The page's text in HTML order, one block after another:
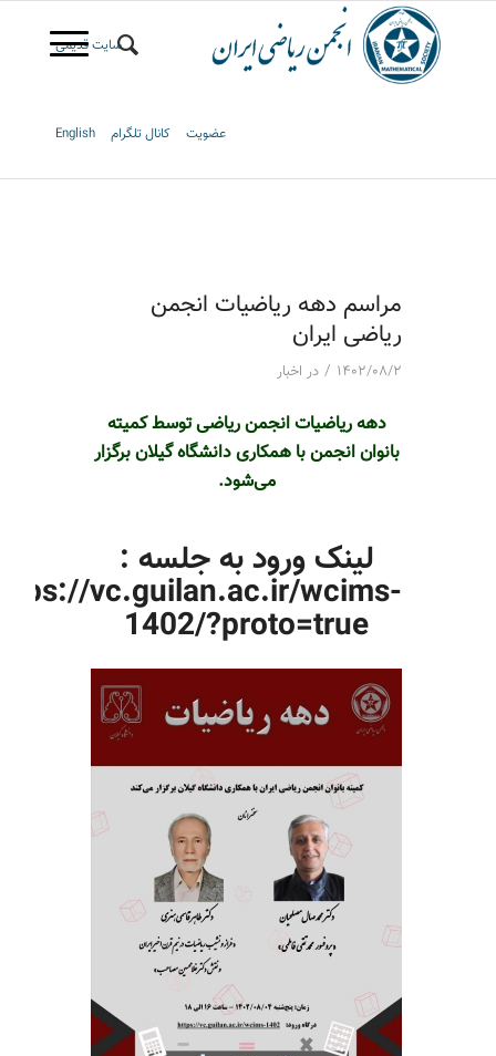
سایت قدیمی
عضویت کانال تلگرام English
مراسم دهه ریاضیات انجمن
ریاضی ایران
۱۴۰۲/۰۸/۲ / در اخبار
دهه ریاضیات انجمن ریاضی توسط کمیته
بانوان انجمن با همکاری دانشگاه گیلان برگزار
می‌شود.
لینک ورود به جلسه :
vc.guilan.ac.ir/wcims-
1402/?proto=true